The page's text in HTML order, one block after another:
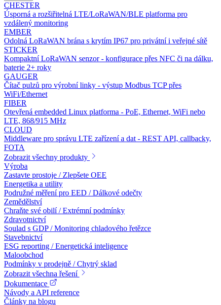
CHESTER
Úsporná a rozšiřitelná LTE/LoRaWAN/BLE platforma pro
vzdálený monitoring
EMBER
Odolná LoRaWAN brána s krytím IP67 pro privátní i veřejné sítě
STICKER
Kompaktní LoRaWAN senzor - konfigurace přes NFC či na dálku,
baterie 2+ roky
GAUGER
Čítač pulzů pro výrobní linky - výstup Modbus TCP přes
WiFi/Ethernet
FIBER
Otevřená embedded Linux platforma - PoE, Ethernet, WiFi nebo
LTE, 868/915 MHz
CLOUD
Middleware pro správu LTE zařízení a dat - REST API, callbacky,
FOTA
Zobrazit všechny produkty
Výroba
Zastavte prostoje / Zlepšete OEE
Energetika a utility
Podružné měření pro EED / Dálkové odečty
Zemědělství
Chraňte své obilí / Extrémní podmínky
Zdravotnictví
Soulad s GDP / Monitoring chladového řetězce
Stavebnictví
ESG reporting / Energetická inteligence
Maloobchod
Podmínky v prodejně / Chytrý sklad
Zobrazit všechna řešení
Dokumentace
Návody a API reference
Články na blogu